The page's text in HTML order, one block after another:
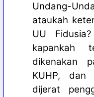
Undang-
ataukah
UU
kapankah
dikenakan
KUHP, dan
dijerat